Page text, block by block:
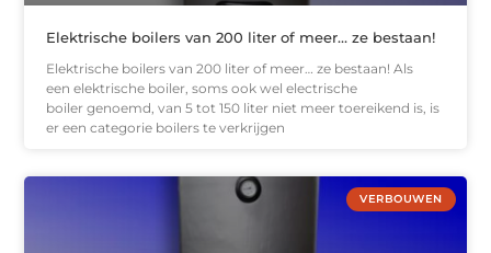
Elektrische boilers van 200 liter of meer… ze bestaan!
Elektrische boilers van 200 liter of meer… ze bestaan! Als
een elektrische boiler, soms ook wel electrische
boiler genoemd, van 5 tot 150 liter niet meer toereikend is, is
er een categorie boilers te verkrijgen
VERBOUWEN